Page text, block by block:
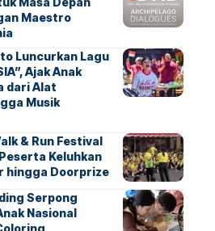
Maestro
Luncurkan Lagu
Ajak Anak
dari Alat
Musik
& Run Festival
Keluhkan
hingga Doorprize
Serpong
Nasional